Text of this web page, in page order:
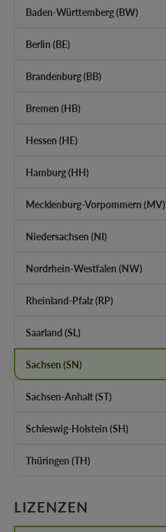
Baden-Württemberg (BW)
Berlin (BE)
Brandenburg (BB)
Bremen (HB)
Hessen (HE)
Hamburg (HH)
Mecklenburg-Vorpommern (MV)
Niedersachsen (NI)
Nordrhein-Westfalen (NW)
Rheinland-Pfalz (RP)
Saarland (SL)
Sachsen (SN)
Sachsen-Anhalt (ST)
Schleswig-Holstein (SH)
Thüringen (TH)
LIZENZEN